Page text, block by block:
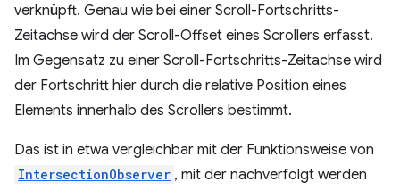
verknüpft. Genau wie bei einer Scroll-Fortschritts-
Zeitachse wird der Scroll-Offset eines Scrollers erfasst.
Im Gegensatz zu einer Scroll-Fortschritts-Zeitachse wird
der Fortschritt hier durch die relative Position eines
Elements innerhalb des Scrollers bestimmt.
Das ist in etwa vergleichbar mit der Funktionsweise von
IntersectionObserver , mit der nachverfolgt werden